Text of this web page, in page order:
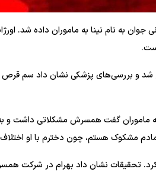
به نام نینا به ماموران داده شد.
شد و بررسی‌های پزشکی نشان داد سم قرص
به ماموران گفت همسرش مشکلاتی داشت و
مشکوک هستم، چون دخترم با او
کرد. تحقیقات نشان داد بهرام در شرکت